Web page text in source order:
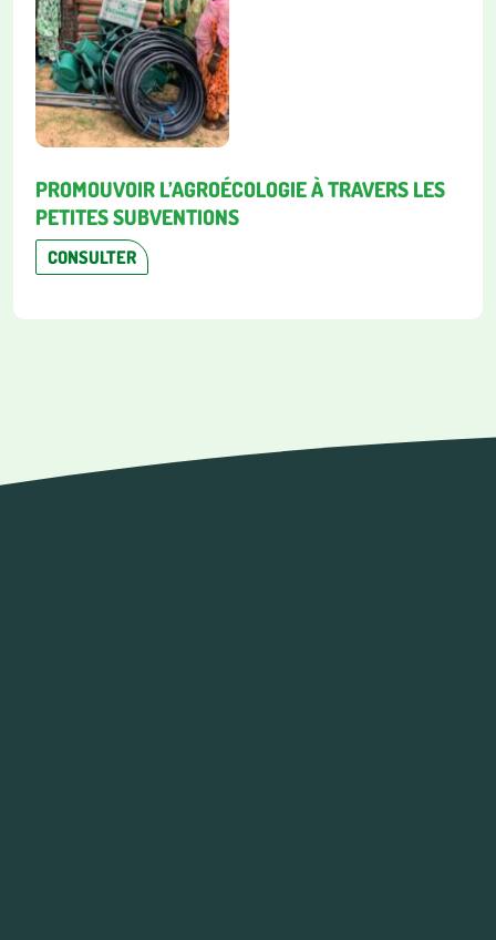
PROMOUVOIR L’AGROÉCOLOGIE À TRAVERS LES
PETITES SUBVENTIONS
CONSULTER